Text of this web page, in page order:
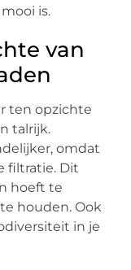
is.
van
ten opzichte
talrijk.
omdat
filtratie. Dit
hoeft te
houden. Ook
in je